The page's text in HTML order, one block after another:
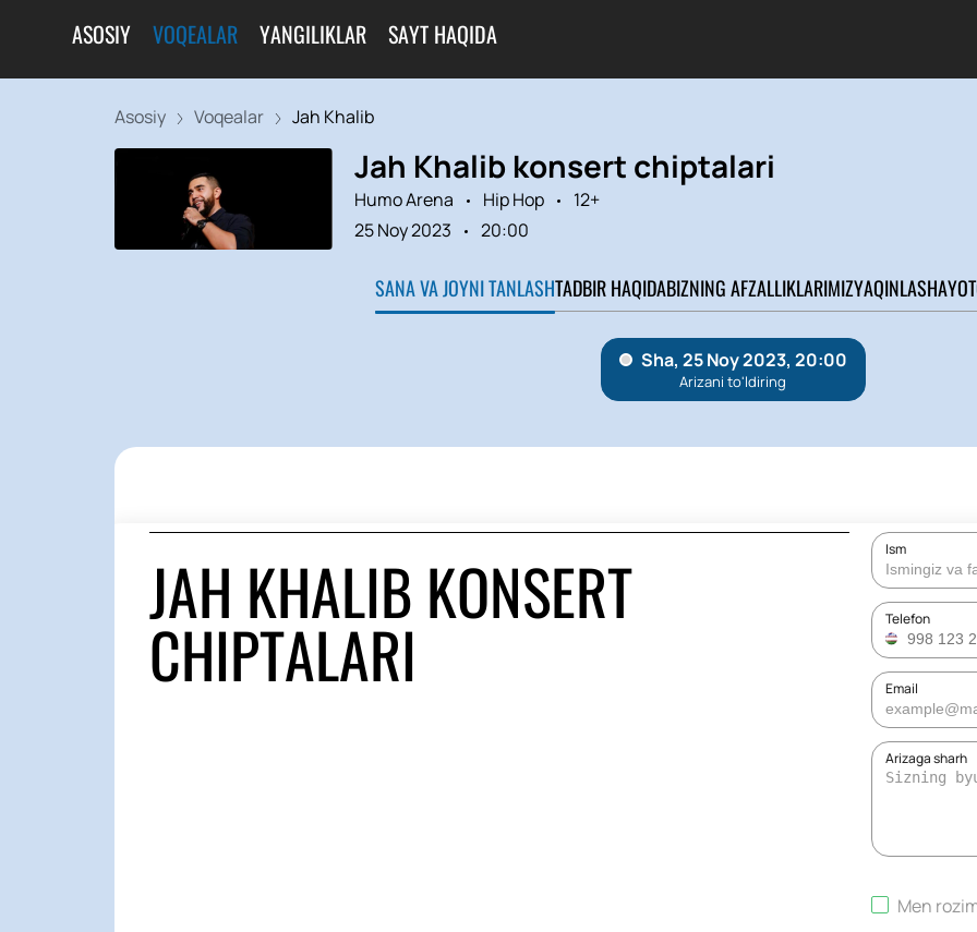
ASOSIY VOQEALAR YANGILIKLAR SAYT HAQIDA
Asosiy Voqealar Jah Khalib
Jah Khalib konsert chiptalari
Humo Arena Hip Hop
12+
25 Noy 2023
20:00
SANA VA JOYNI TANLASHTADBIR HAQIDABIZNING AFZALLIKLARIMIZ
JAH KHALIB KONSERT
CHIPTALARI
Ism
Telefon
Email
Arizaga sharh
Men